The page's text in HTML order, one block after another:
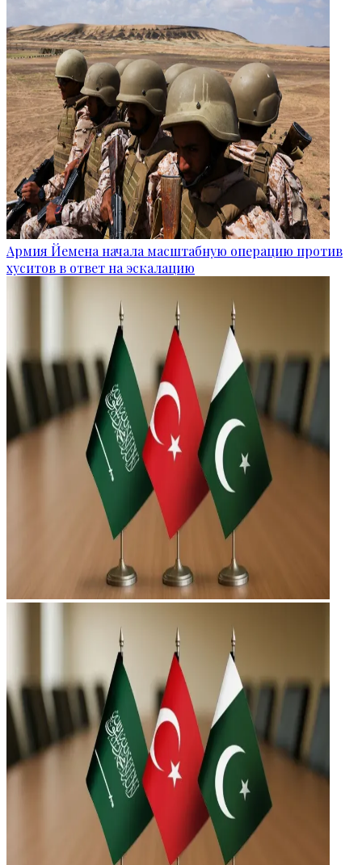
Армия Йемена начала масштабную операцию против
хуситов в ответ на эскалацию